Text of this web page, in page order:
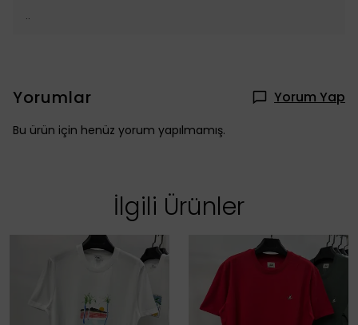
..
Yorumlar Yorum Yap
Bu ürün için henüz yorum yapılmamış.
İlgili Ürünler